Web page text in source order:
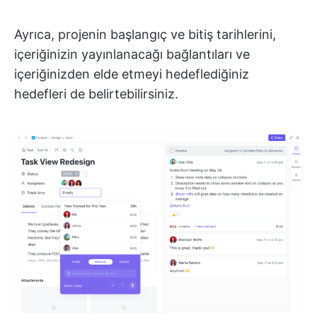
Ayrıca, projenin başlangıç ve bitiş tarihlerini,
içeriğinizin yayınlanacağı bağlantıları ve
içeriğinizden elde etmeyi hedeflediğiniz
hedefleri de belirtebilirsiniz.